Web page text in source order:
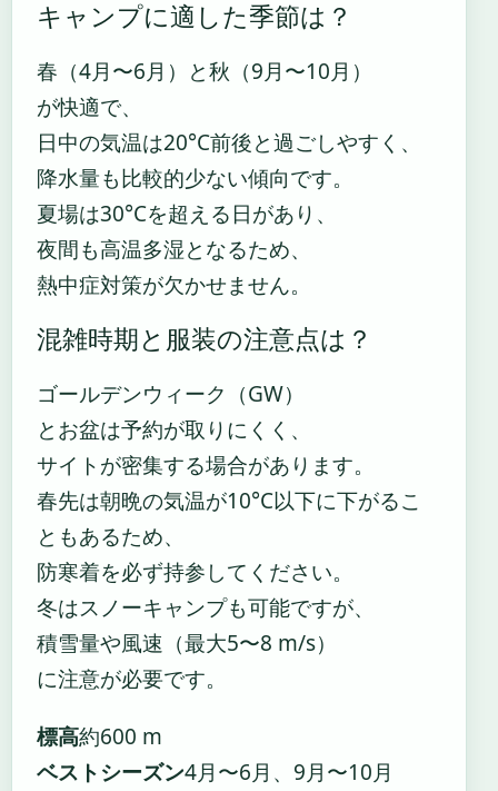
キャンプに適した季節は？
春（4月〜6月）と秋（9月〜10月）
が快適で、
日中の気温は20°C前後と過ごしやすく、
降水量も比較的少ない傾向です。
夏場は30°Cを超える日があり、
夜間も高温多湿となるため、
熱中症対策が欠かせません。
混雑時期と服装の注意点は？
ゴールデンウィーク（GW）
とお盆は予約が取りにくく、
サイトが密集する場合があります。
春先は朝晩の気温が10°C以下に下がるこ
ともあるため、
防寒着を必ず持参してください。
冬はスノーキャンプも可能ですが、
積雪量や風速（最大5〜8 m/s）
に注意が必要です。
標高約600 m
ベストシーズン4月〜6月、9月〜10月